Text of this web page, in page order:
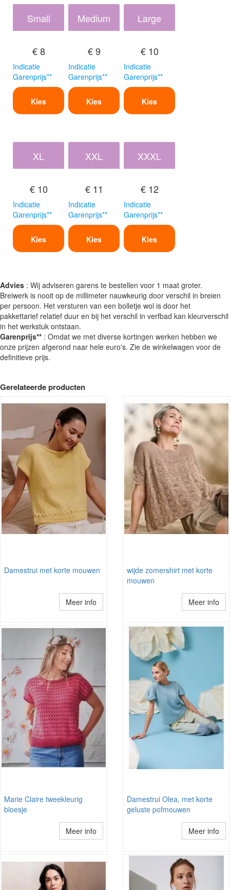
Small
€ 8
Indicatie
Garenprijs**
Kies
Medium
€ 9
Indicatie
Garenprijs**
Kies
Large
€ 10
Indicatie
Garenprijs**
Kies
XL
€ 10
Indicatie
Garenprijs**
Kies
XXL
€ 11
Indicatie
Garenprijs**
Kies
XXXL
€ 12
Indicatie
Garenprijs**
Kies
Advies : Wij adviseren garens te bestellen voor 1 maat groter.
Breiwerk is nooit op de millimeter nauwkeurig door verschil in breien
per persoon. Het versturen van een bolletje wol is door het
pakkettarief relatief duur en bij het verschil in verfbad kan kleurverschil
in het werkstuk ontstaan.
Garenprijs** : Omdat we met diverse kortingen werken hebben we
onze prijzen afgerond naar hele euro's. Zie de winkelwagen voor de
definitieve prijs.
Gerelateerde producten
Damestrui met korte mouwen
Meer info
wijde zomershirt met korte
mouwen
Meer info
Marie Claire tweekleurig
bloesje
Meer info
Damestrui Olea, met korte
geluste pofmouwen
Meer info